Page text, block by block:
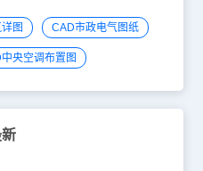
图 CAD市政电气图纸
央空调布置图